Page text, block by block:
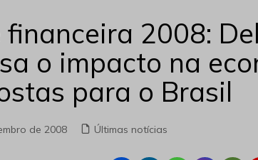
financeira 2008:
o impacto na
para o Brasil
de 2008 Últimas notícias